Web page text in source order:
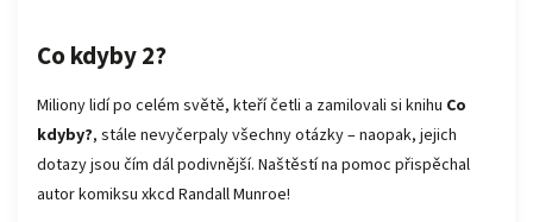
Co kdyby 2?
Miliony lidí po celém světě, kteří četli a zamilovali si knihu Co
kdyby?, stále nevyčerpaly všechny otázky – naopak, jejich
dotazy jsou čím dál podivnější. Naštěstí na pomoc přispěchal
autor komiksu xkcd Randall Munroe!